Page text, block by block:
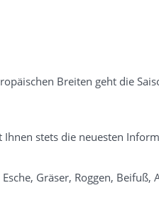
Breiten geht die
stets die neuesten
Gräser, Roggen,